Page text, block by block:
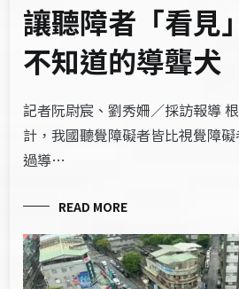
讓聽障者「看見
不知道的導聾犬
記者阮尉宸、劉秀姍／採訪報導
計，我國聽覺障礙者皆比視覺障
過導…
READ MORE